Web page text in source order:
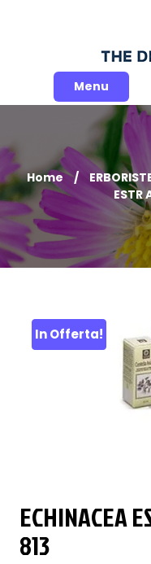
Menu
Home /
ESTR
In Offerta!
ECHINACEA
813